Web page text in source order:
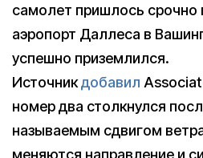
самолет пришлось срочно
аэропорт Даллеса в
успешно приземлился.
Источникдобавил
номер два столкнулся
называемым сдвигом